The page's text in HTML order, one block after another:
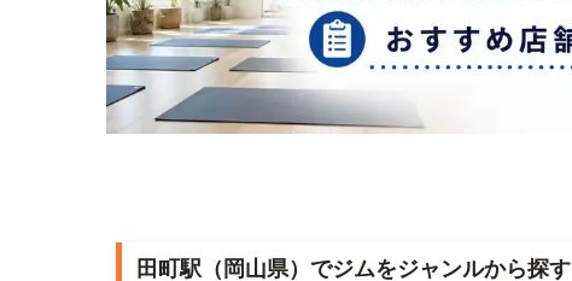
田町駅（岡山県）でジムをジャンルから探す